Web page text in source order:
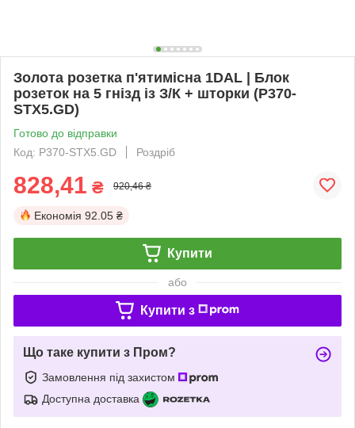
Золота розетка п'ятимісна 1DAL | Блок
розеток на 5 гнізд із З/К + шторки (P370-
STX5.GD)
Готово до відправки
Код: P370-STX5.GD
Роздріб
828,41 ₴ 920,46 ₴
Економія 92.05 ₴
Купити
або
Купити з
Що таке купити з Пром?
Замовлення під захистом
Доступна доставка